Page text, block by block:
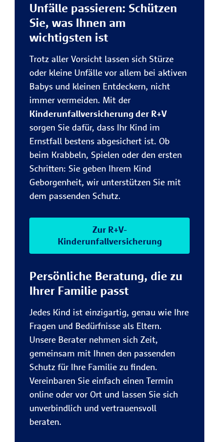
Unfälle passieren: Schützen
Sie, was Ihnen am
wichtigsten ist
Trotz aller Vorsicht lassen sich Stürze
oder kleine Unfälle vor allem bei aktiven
Babys und kleinen Entdeckern, nicht
immer vermeiden. Mit der
Kinderunfallversicherung der R+V
sorgen Sie dafür, dass Ihr Kind im
Ernstfall bestens abgesichert ist. Ob
beim Krabbeln, Spielen oder den ersten
Schritten: Sie geben Ihrem Kind
Geborgenheit, wir unterstützen Sie mit
dem passenden Schutz.
Zur R+V-
Kinderunfallversicherung
Persönliche Beratung, die zu
Ihrer Familie passt
Jedes Kind ist einzigartig, genau wie Ihre
Fragen und Bedürfnisse als Eltern.
Unsere Berater nehmen sich Zeit,
gemeinsam mit Ihnen den passenden
Schutz für Ihre Familie zu finden.
Vereinbaren Sie einfach einen Termin
online oder vor Ort und lassen Sie sich
unverbindlich und vertrauensvoll
beraten.